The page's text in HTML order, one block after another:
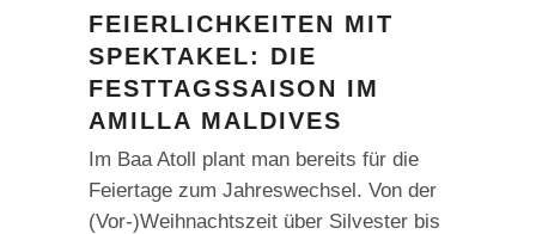
FEIERLICHKEITEN MIT
SPEKTAKEL: DIE
FESTTAGSSAISON IM
AMILLA MALDIVES
Im Baa Atoll plant man bereits für die
Feiertage zum Jahreswechsel. Von der
(Vor-)Weihnachtszeit über Silvester bis